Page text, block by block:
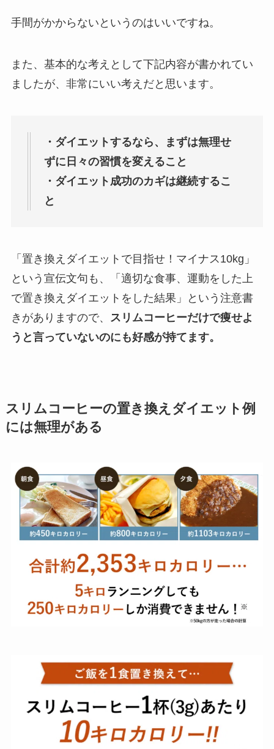
手間がかからないというのはいいですね。
また、基本的な考えとして下記内容が書かれてい
ましたが、非常にいい考えだと思います。
・ダイエットするなら、まずは無理せ
ずに日々の習慣を変えること
・ダイエット成功のカギは継続するこ
と
「置き換えダイエットで目指せ！マイナス10kg」
という宣伝文句も、「適切な食事、運動をした上
で置き換えダイエットをした結果」という注意書
きがありますので、
スリムコーヒーだけで痩せよ
うと言っていないのにも好感が持てます。
スリムコーヒーの置き換えダイエット例
には無理がある